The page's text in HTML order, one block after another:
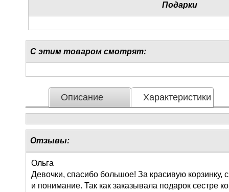
Подарки
С этим товаром смотрят:
Описание Характеристики
Отзывы:
Ольга
Девочки, спасибо большое! За красивую корзинку,
и понимание. Так как заказывала подарок сестре